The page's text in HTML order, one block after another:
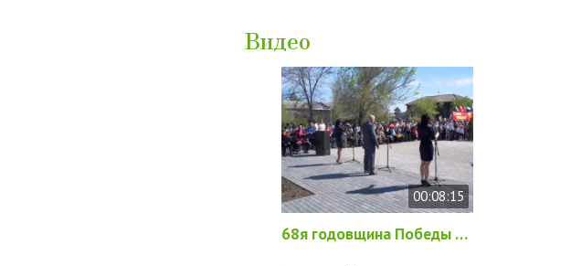
Видео
00:08:15
68я годовщина Победы в ВОВ 2013 год